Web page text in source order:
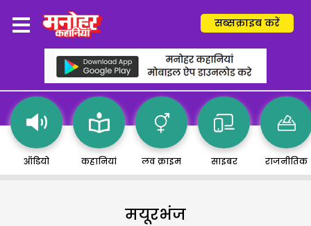
सब्सक्राइब करें
ऑडियो कहानियां लव क्राइम साइबर राजनीतिक
मयूरभंज